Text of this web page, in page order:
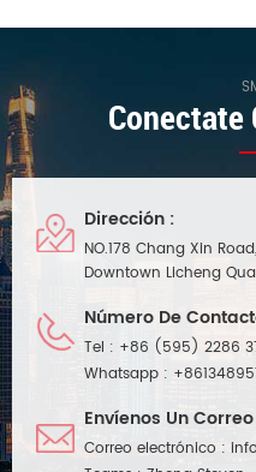
Conectate
Dirección :
NO.178 Chang Xin
Downtown Licheng
Número De
Tel : +86 (595) 2286
Whatsapp :
Envíenos Un
Correo electrónico :